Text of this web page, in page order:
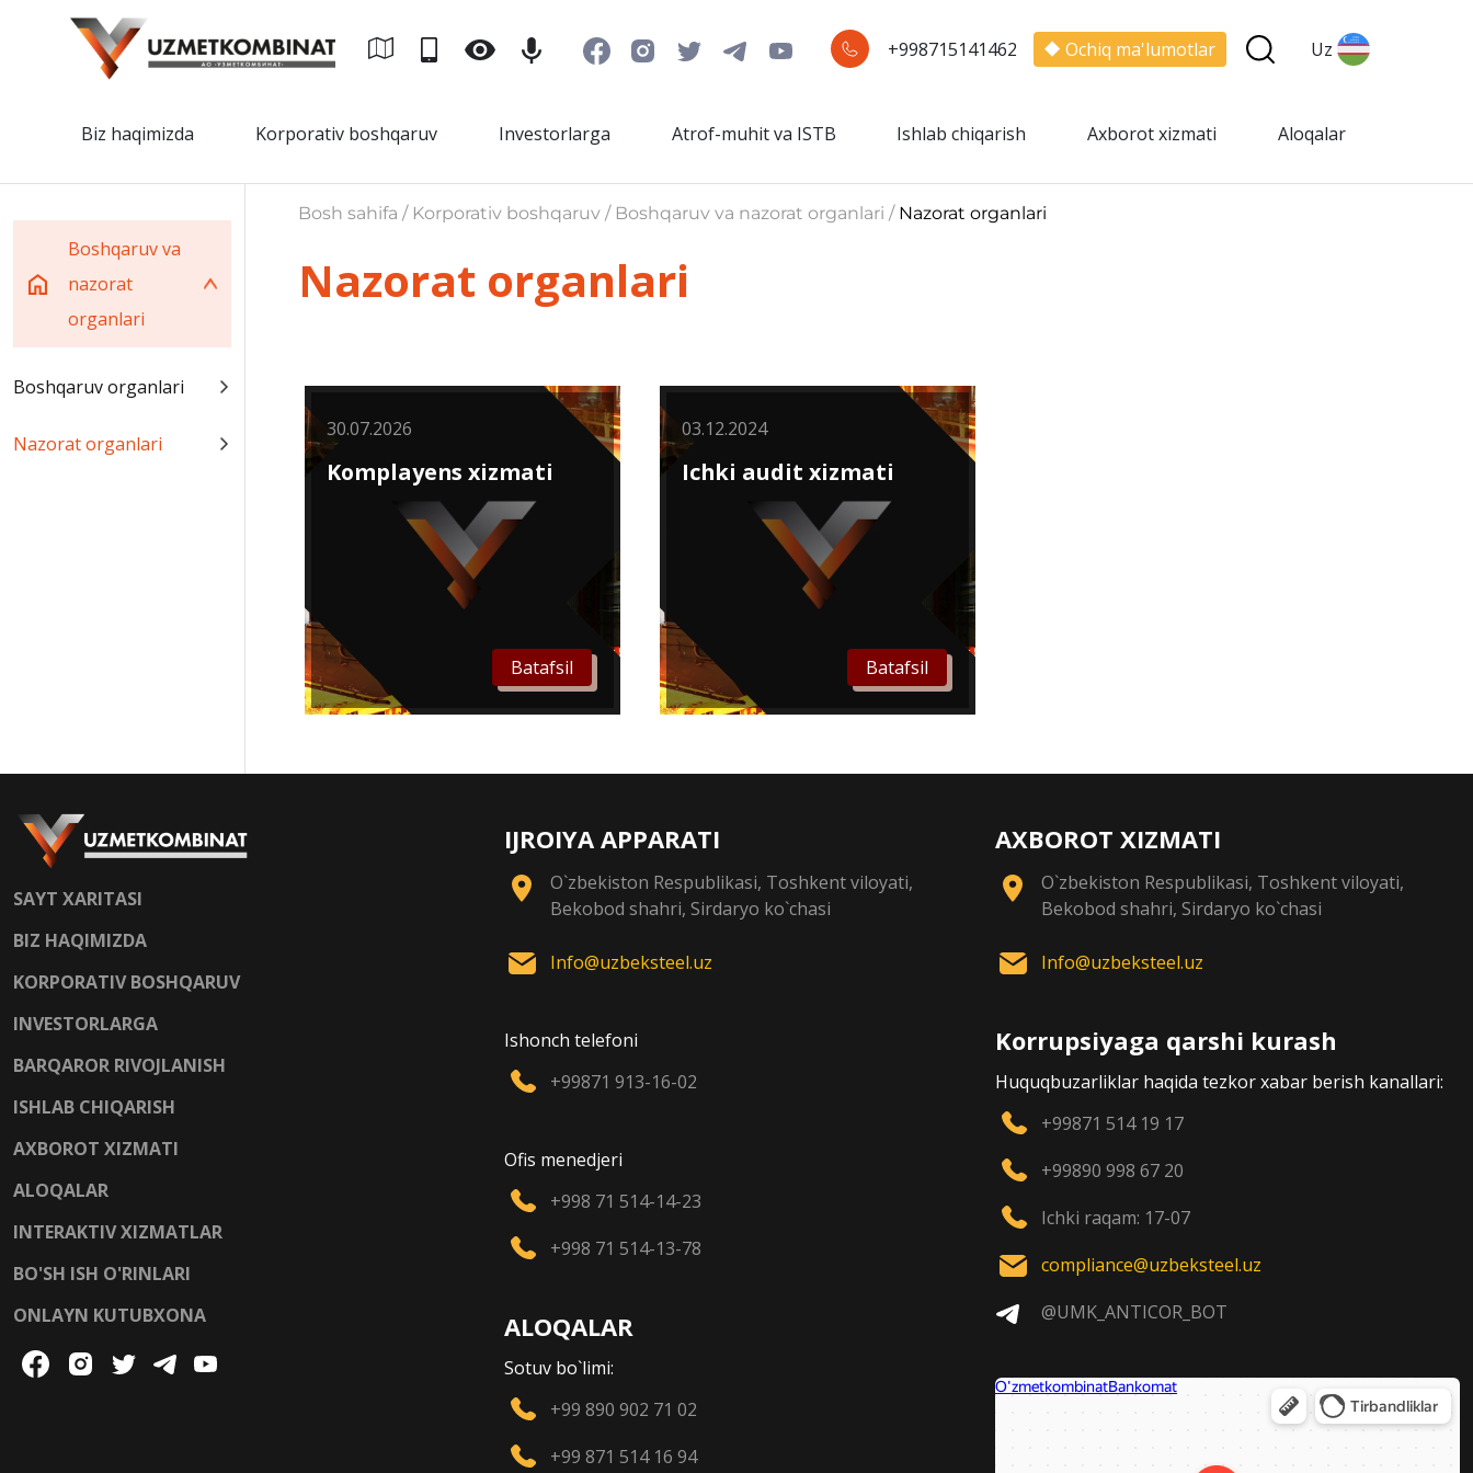
+998715141462 Ochiq ma'lumotlar Uz
Biz haqimizda Korporativ boshqaruv Investorlarga Atrof-muhit va ISTB Ishlab chiqarish Axborot xizmati Aloqalar
Boshqaruv va
nazorat
organlari
Boshqaruv organlari
Nazorat organlari
Bosh sahifa / Korporativ boshqaruv / Boshqaruv va nazorat organlari / Nazorat organlari
Nazorat organlari
Batafsil
30.07.2026
Komplayens xizmati
Batafsil
03.12.2024
Ichki audit xizmati
SAYT XARITASI
BIZ HAQIMIZDA
KORPORATIV BOSHQARUV
INVESTORLARGA
BARQAROR RIVOJLANISH
ISHLAB CHIQARISH
AXBOROT XIZMATI
ALOQALAR
INTERAKTIV XIZMATLAR
BO'SH ISH O'RINLARI
ONLAYN KUTUBXONA
IJROIYA APPARATI
O`zbekiston Respublikasi, Toshkent viloyati,
Bekobod shahri, Sirdaryo ko`chasi
Info@uzbeksteel.uz
Ishonch telefoni
+99871 913-16-02
Ofis menedjeri
+998 71 514-14-23
+998 71 514-13-78
ALOQALAR
Sotuv bo`limi:
+99 890 902 71 02
+99 871 514 16 94
AXBOROT XIZMATI
O`zbekiston Respublikasi, Toshkent viloyati,
Bekobod shahri, Sirdaryo ko`chasi
Info@uzbeksteel.uz
Korrupsiyaga qarshi kurash
Huquqbuzarliklar haqida tezkor xabar berish kanallari:
+99871 514 19 17
+99890 998 67 20
Ichki raqam: 17-07
compliance@uzbeksteel.uz
@UMK_ANTICOR_BOT